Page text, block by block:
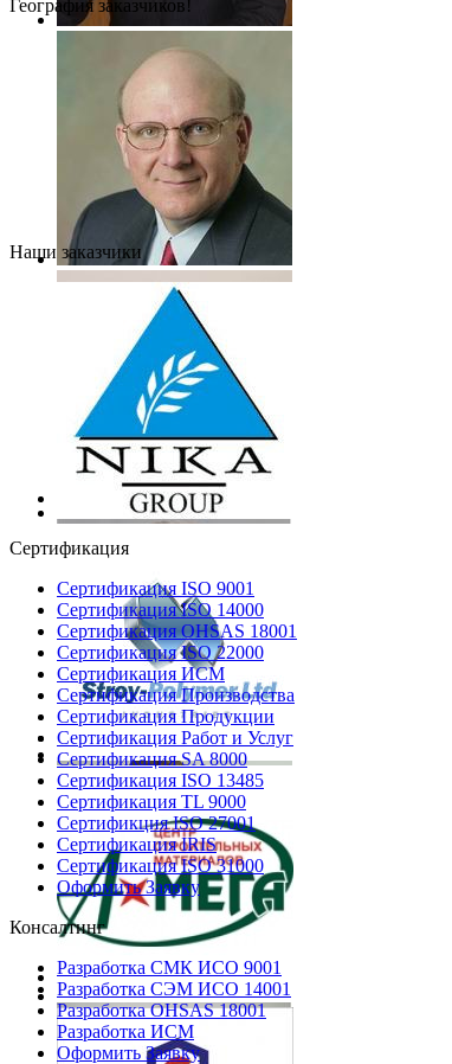
География заказчиков!
Наши заказчики
Сертификация
Сертификация ISO 9001
Сертификация ISO 14000
Сертификация OHSAS 18001
Сертификация ISO 22000
Сертификация ИСМ
Сертификация Производства
Сертификация Продукции
Сертификация Работ и Услуг
Сертификация SA 8000
Сертификация ISO 13485
Сертификация TL 9000
Сертификция ISO 27001
Сертификация IRIS
Сертификация ISO 31000
Оформить Заявку
Консалтинг
Разработка СМК ИСО 9001
Разработка СЭМ ИСО 14001
Разработка OHSAS 18001
Разработка ИСМ
Оформить Заявку